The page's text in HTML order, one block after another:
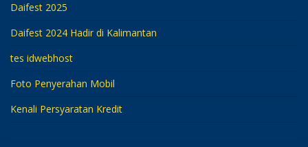
Daifest 2025
Daifest 2024 Hadir di Kalimantan
tes idwebhost
Foto Penyerahan Mobil
Kenali Persyaratan Kredit